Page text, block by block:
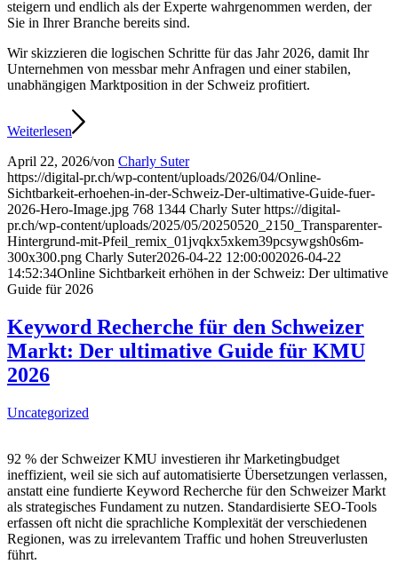
steigern und endlich als der Experte wahrgenommen werden, der
Sie in Ihrer Branche bereits sind.
Wir skizzieren die logischen Schritte für das Jahr 2026, damit Ihr
Unternehmen von messbar mehr Anfragen und einer stabilen,
unabhängigen Marktposition in der Schweiz profitiert.
Weiterlesen
April 22, 2026/von Charly Suter
https://digital-pr.ch/wp-content/uploads/2026/04/Online-
Sichtbarkeit-erhoehen-in-der-Schweiz-Der-ultimative-Guide-fuer-
2026-Hero-Image.jpg 768 1344 Charly Suter https://digital-
pr.ch/wp-content/uploads/2025/05/20250520_2150_Transparenter-
Hintergrund-mit-Pfeil_remix_01jvqkx5xkem39pcsywgsh0s6m-
300x300.png Charly Suter2026-04-22 12:00:002026-04-22
14:52:34Online Sichtbarkeit erhöhen in der Schweiz: Der ultimative
Guide für 2026
Keyword Recherche für den Schweizer
Markt: Der ultimative Guide für KMU
2026
Uncategorized
92 % der Schweizer KMU investieren ihr Marketingbudget
ineffizient, weil sie sich auf automatisierte Übersetzungen verlassen,
anstatt eine fundierte Keyword Recherche für den Schweizer Markt
als strategisches Fundament zu nutzen. Standardisierte SEO-Tools
erfassen oft nicht die sprachliche Komplexität der verschiedenen
Regionen, was zu irrelevantem Traffic und hohen Streuverlusten
führt.